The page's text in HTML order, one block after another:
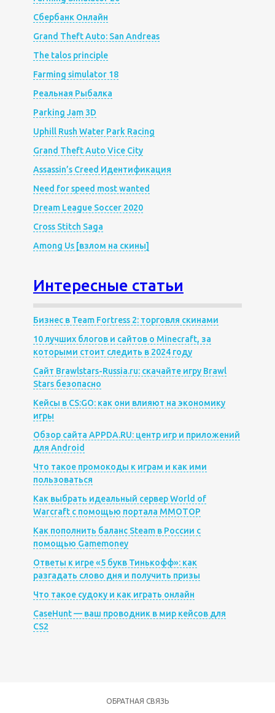
Сбербанк Онлайн
Grand Theft Auto: San Andreas
The talos principle
Farming simulator 18
Реальная Рыбалка
Parking Jam 3D
Uphill Rush Water Park Racing
Grand Theft Auto Vice City
Assassin’s Creed Идентификация
Need for speed most wanted
Dream League Soccer 2020
Cross Stitch Saga
Among Us [взлом на скины]
Интересные статьи
Бизнес в Team Fortress 2: торговля скинами
10 лучших блогов и сайтов о Minecraft, за
которыми стоит следить в 2024 году
Сайт Brawlstars-Russia.ru: скачайте игру Brawl
Stars безопасно
Кейсы в CS:GO: как они влияют на экономику
игры
Обзор сайта APPDA.RU: центр игр и приложений
для Android
Что такое промокоды к играм и как ими
пользоваться
Как выбрать идеальный сервер World of
Warcraft с помощью портала MMOTOP
Как пополнить баланс Steam в России с
помощью Gamemoney
Ответы к игре «5 букв Тинькофф»: как
разгадать слово дня и получить призы
Что такое судоку и как играть онлайн
CaseHunt — ваш проводник в мир кейсов для
CS2
ОБРАТНАЯ СВЯЗЬ